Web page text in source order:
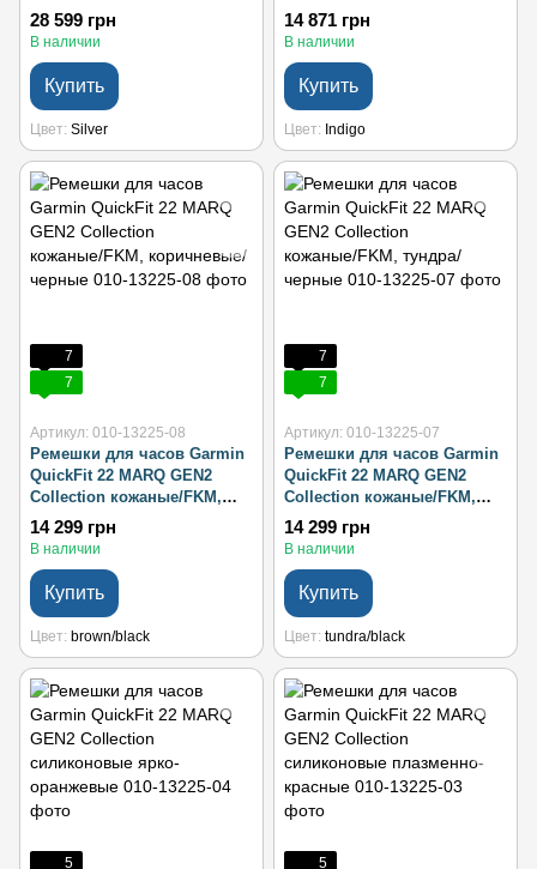
Swept-Link
28 599 грн
В наличии
Купить
Цвет Silver
нейлоновые жаккардового
плетения, индиго
14 871 грн
В наличии
Купить
Цвет Indigo
7
7
Артикул: 010-13225-08
Ремешки для часов Garmin
QuickFit 22 MARQ GEN2
Collection кожаные/FKM,
коричневые/черные
14 299 грн
В наличии
Купить
Цвет brown/black
7
7
Артикул: 010-13225-07
Ремешки для часов Garmin
QuickFit 22 MARQ GEN2
Collection кожаные/FKM,
тундра/черные
14 299 грн
В наличии
Купить
Цвет tundra/black
5
5